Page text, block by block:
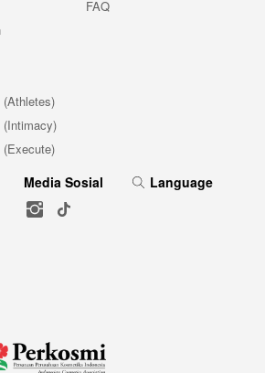
(Intimacy)
FAQ
Media Sosial Language